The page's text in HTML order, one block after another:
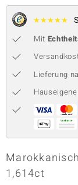
Collection
Classics
★★★★★
Mit
Lieferung
1,614ct